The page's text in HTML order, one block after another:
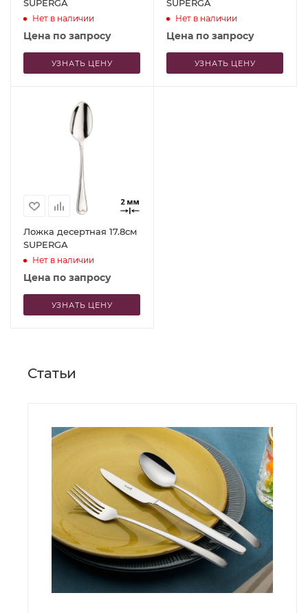
SUPERGA
Нет в наличии
Цена по запросу
УЗНАТЬ ЦЕНУ
SUPERGA
Нет в наличии
Цена по запросу
УЗНАТЬ ЦЕНУ
Ложка десертная 17.8см
SUPERGA
Нет в наличии
Цена по запросу
УЗНАТЬ ЦЕНУ
Статьи